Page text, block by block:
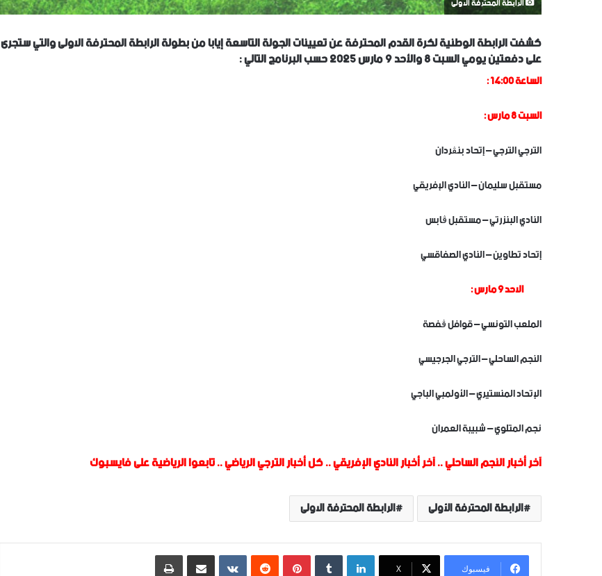
كشفت الرابطة الوطنية لكرة القدم المحترفة عن تعيينات الجولة التاسعة إيابا من بطولة الرابطة المحترفة الاولى والتي ستجرى
على دفعتين يومي السبت 8 والأحد 9 مارس 2025 حسب البرنامج التالي :
الساعة 14:00 :
السبت 8 مارس :
الترجي الترجي – إتحاد بنڨردان
مستقبل سليمان – النادي الإفريقي
النادي البنزرتي – مستقبل ڨابس
إتحاد تطاوين – النادي الصفاقسي
الاحد 9 مارس :
الملعب التونسي – قوافل ڨفصة
النجم الساحلي – الترجي الجرجيسي
الإتحاد المنستيري – الأولمبي الباجي
نجم المتلوي – شبيبة العمران
آخر أخبار النجم الساحلي..آخر أخبار النادي الإفريقي..كل أخبار الترجي الرياضي..تابعوا الرياضية على فايسبوك
الرابطة المحترفة الأولى الرابطة المحترفة الاولى
فيسبوك ‫X
لينكدإن بينتيريست ‏VKontakte